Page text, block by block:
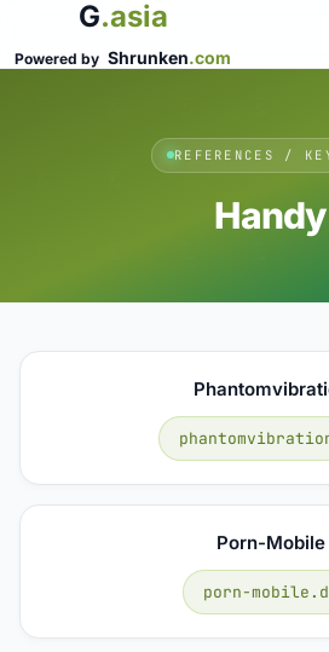
G.asia
Powered by Shrunken.com
REFERENCES /
Handy
Porn-Mobile
porn-